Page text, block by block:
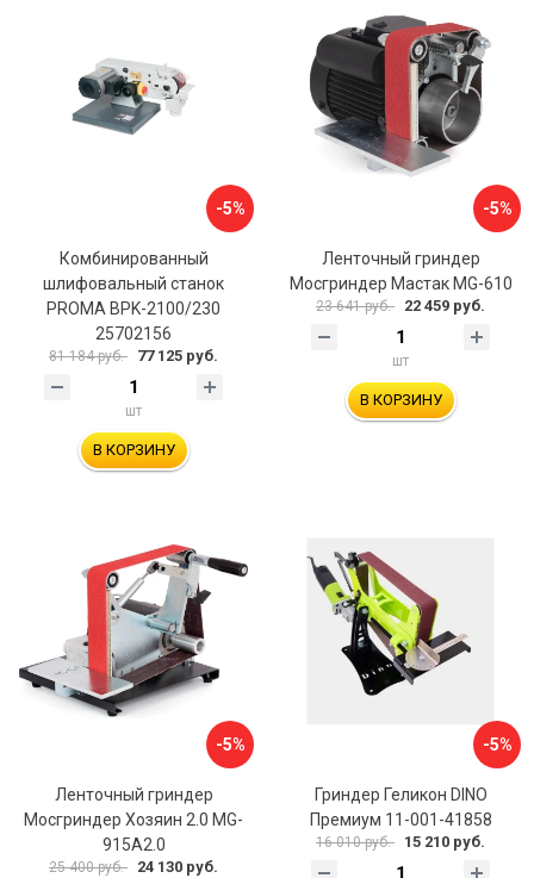
-5%
Комбинированный
шлифовальный станок
PROMA BPK-2100/230
25702156
81 184 руб. 77 125 руб.
шт
В КОРЗИНУ
-5%
Ленточный гриндер
Мосгриндер Мастак MG-610
23 641 руб. 22 459 руб.
шт
В КОРЗИНУ
-5%
Ленточный гриндер
Мосгриндер Хозяин 2.0 MG-
915A2.0
25 400 руб. 24 130 руб.
-5%
Гриндер Геликон DINO
Премиум 11-001-41858
16 010 руб. 15 210 руб.